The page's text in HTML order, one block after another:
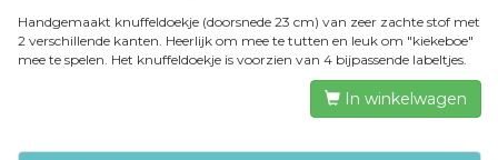
Handgemaakt knuffeldoekje (doorsnede 23 cm) van zeer zachte stof met
2 verschillende kanten. Heerlijk om mee te tutten en leuk om "kiekeboe"
mee te spelen. Het knuffeldoekje is voorzien van 4 bijpassende labeltjes.
In winkelwagen